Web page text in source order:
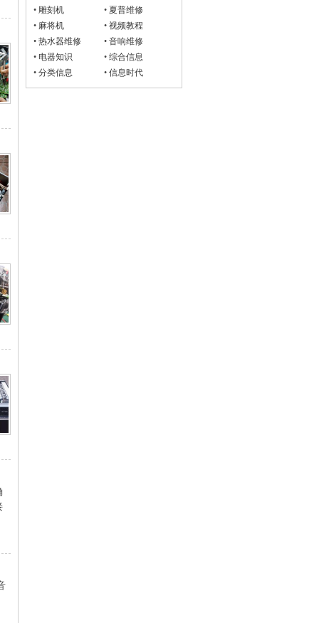
• 雕刻机 • 夏普维修
• 麻将机 • 视频教程
• 热水器维修 • 音响维修
• 电器知识 • 综合信息
• 分类信息 • 信息时代